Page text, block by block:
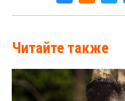
Читайте также